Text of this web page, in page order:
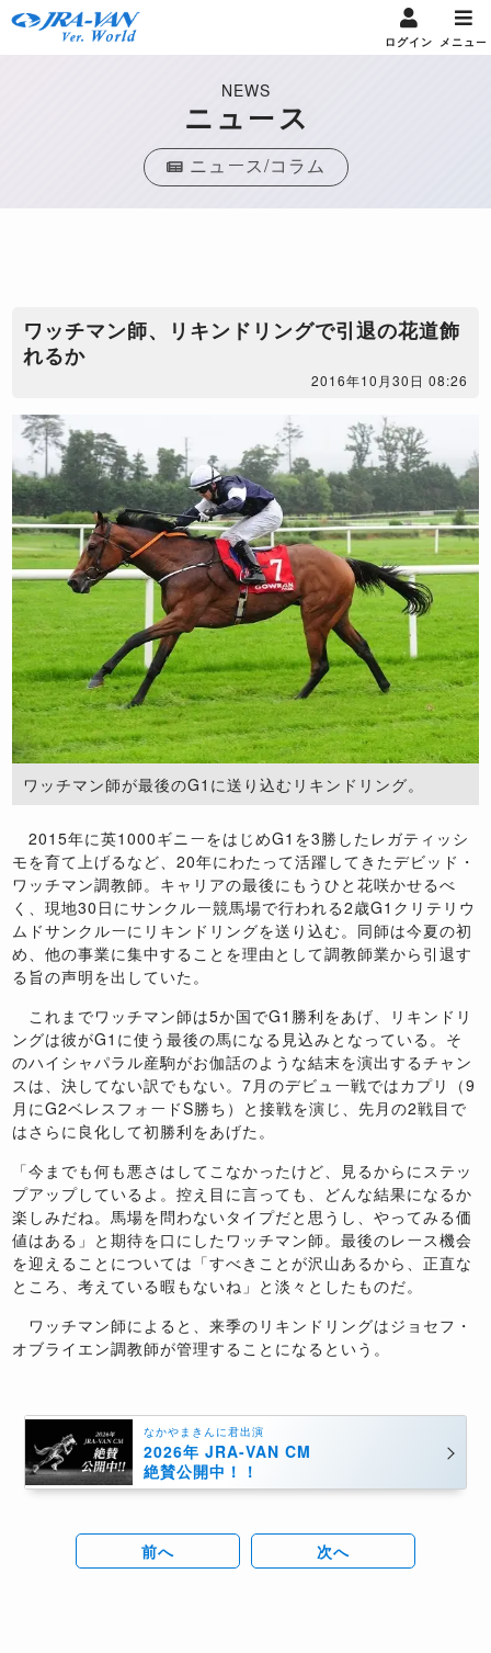
ログイン メニュー
NEWS
ニュース
ニュース/コラム
ワッチマン師、リキンドリングで引退の花道飾
れるか
2016年10月30日 08:26
ワッチマン師が最後のG1に送り込むリキンドリング。
2015年に英1000ギニーをはじめG1を3勝したレガティッシ
モを育て上げるなど、20年にわたって活躍してきたデビッド・
ワッチマン調教師。キャリアの最後にもうひと花咲かせるべ
く、現地30日にサンクルー競馬場で行われる2歳G1クリテリウ
ムドサンクルーにリキンドリングを送り込む。同師は今夏の初
め、他の事業に集中することを理由として調教師業から引退す
る旨の声明を出していた。
これまでワッチマン師は5か国でG1勝利をあげ、リキンドリ
ングは彼がG1に使う最後の馬になる見込みとなっている。そ
のハイシャパラル産駒がお伽話のような結末を演出するチャン
スは、決してない訳でもない。7月のデビュー戦ではカプリ（9
月にG2ベレスフォードS勝ち）と接戦を演じ、先月の2戦目で
はさらに良化して初勝利をあげた。
「今までも何も悪さはしてこなかったけど、見るからにステッ
プアップしているよ。控え目に言っても、どんな結果になるか
楽しみだね。馬場を問わないタイプだと思うし、やってみる価
値はある」と期待を口にしたワッチマン師。最後のレース機会
を迎えることについては「すべきことが沢山あるから、正直な
ところ、考えている暇もないね」と淡々としたものだ。
ワッチマン師によると、来季のリキンドリングはジョセフ・
オブライエン調教師が管理することになるという。
なかやまきんに君出演
2026年 JRA-VAN CM
絶賛公開中！！
前へ 次へ